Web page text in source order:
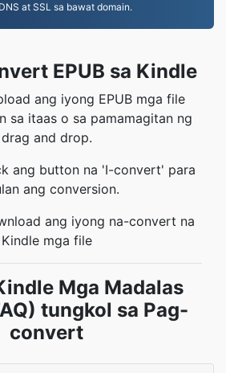
at SSL sa bawat domain.
EPUB sa Kindle
ang iyong EPUB mga file
sa itaas o sa pamamagitan ng
drag and drop.
ang button na 'I-convert' para
ang conversion.
ang iyong na-convert na
Kindle mga file
Mga Madalas
tungkol sa Pag-
convert